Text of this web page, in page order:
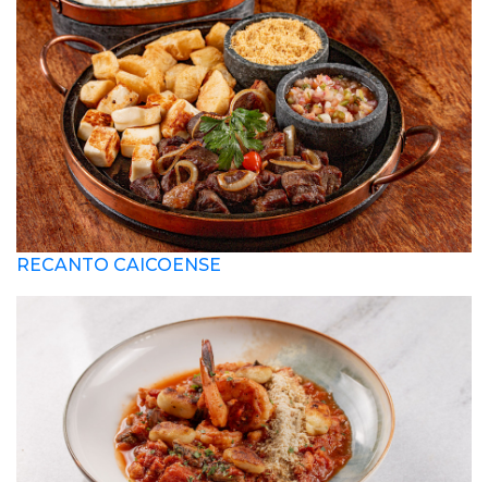
RECANTO CAICOENSE